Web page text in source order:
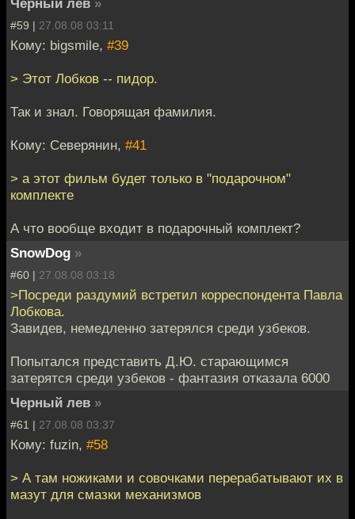
Черный лев »
#59 | 27.08.08 03:11
Кому: bigsmile, #39
> Этот Лобков -- пидор.
Так и знал. Говорящая фамилия.
Кому: Северянин, #41
> а этот фильм будет только в "подарочном"
комплекте
А что вообще входит в подарочный комплект?
SnowDog »
#60 | 27.08.08 03:18
>Посреди раздумий встретил корреспондента Павла
Лобкова.
Завидев, немедленно затерялся среди узбеков.
Попытался представить Д.Ю. старающимся
затерятся среди узбеков - фантазия отказала 6000
Черный лев »
#61 | 27.08.08 03:37
Кому: fuzin, #58
> А там ножиками и совочками перерабатывают их в
мазут для смазки механизмов